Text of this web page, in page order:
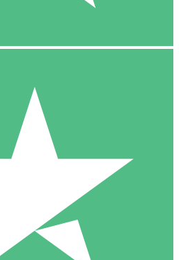
10 Downloads
20 00